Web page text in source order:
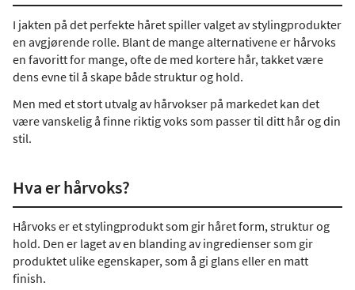
I jakten på det perfekte håret spiller valget av stylingprodukter
en avgjørende rolle. Blant de mange alternativene er hårvoks
en favoritt for mange, ofte de med kortere hår, takket være
dens evne til å skape både struktur og hold.
Men med et stort utvalg av hårvokser på markedet kan det
være vanskelig å finne riktig voks som passer til ditt hår og din
stil.
Hva er hårvoks?
Hårvoks er et stylingprodukt som gir håret form, struktur og
hold. Den er laget av en blanding av ingredienser som gir
produktet ulike egenskaper, som å gi glans eller en matt
finish.